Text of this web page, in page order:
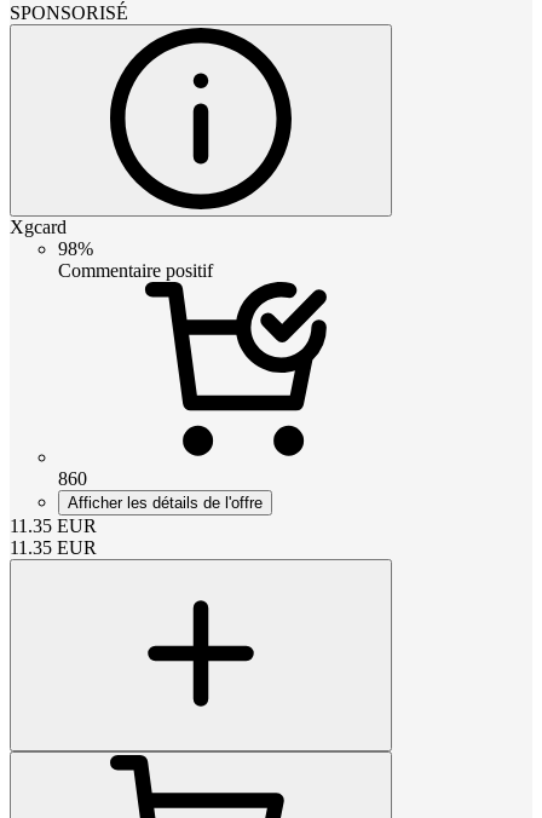
SPONSORISÉ
Xgcard
98%
Commentaire positif
860
Afficher les détails de l'offre
11.35 EUR
11.35 EUR